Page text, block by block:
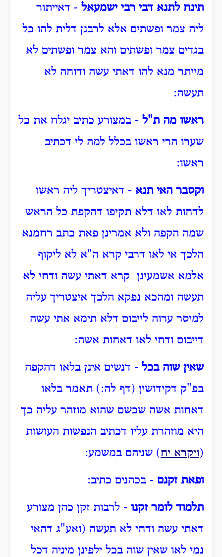
תינח לתנא דבי רבי ישמעאל - דאייתור
ליה צמר ופשתים אלא לרבנן דלית להו כל
בגדים צמר ופשתים והא צמר ופשתים לא
מייתר מנא להו דאתי עשה ודוחה לא
תעשה:
ראשו מה ת"ל - במצורע כתיב יגלח את כל
שערו הרי ראשו בכלל למה לי דכתיב
ראשו:
וקסבר האי תנא - דאיצטריך ליה ראשו
לדחות לאו דלא תקיפו דהקפת כל הראש
שמה הקפה ולא אמרינן פאת כתב רחמנא
הלכך אי לאו דרבי קרא ה"א לא ליקוף
אלמא אשמעינן קרא דאתי עשה ודחי לא
תעשה ומהכא נפקא הלכך איצטריך עליה
למיסר ערוה לייבום דלא תימא אתי עשה
דייבום ודחי לאו דאחות אשה:
שאין שוה בכל - דנשים אינן בלאו דהקפה
בפ"ק דקידושין (דף לה:) תאמר בלאו
דאחות אשה שכשם שהוא מוזהר עליה כך
היא מוזהרת עליו דכתיב הנפשות העושות
(ויקרא יח) שניהם במשמע:
ופאת זקנם - בכהנים כתיב:
תלמוד לומר זקנו - לרבות זקן כהן מצורע
דאתי עשה ודחי לא תעשה (ואע"ג דהאי
נמי לאו שאין שוה בכל ילפינן מיניה דכל